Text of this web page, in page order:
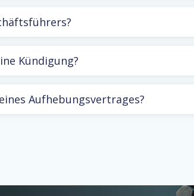
Kündigung?
Aufhebungsvertrages?